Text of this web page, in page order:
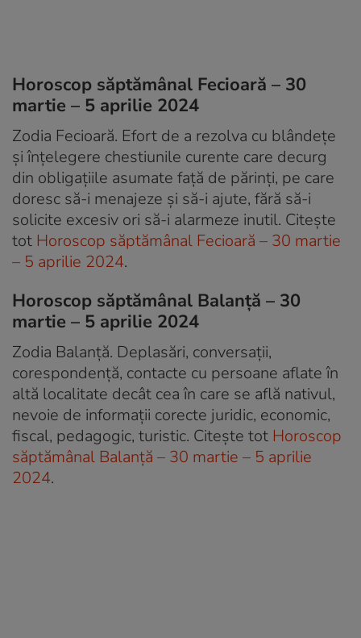
Horoscop săptămânal Fecioară – 30
martie – 5 aprilie 2024
Zodia Fecioară. Efort de a rezolva cu blândețe
și înțelegere chestiunile curente care decurg
din obligațiile asumate față de părinți, pe care
doresc să-i menajeze și să-i ajute, fără să-i
solicite excesiv ori să-i alarmeze inutil. Citește
tot Horoscop săptămânal Fecioară – 30 martie
– 5 aprilie 2024.
Horoscop săptămânal Balanță – 30
martie – 5 aprilie 2024
Zodia Balanță. Deplasări, conversații,
corespondență, contacte cu persoane aflate în
altă localitate decât cea în care se află nativul,
nevoie de informații corecte juridic, economic,
fiscal, pedagogic, turistic. Citește tot Horoscop
săptămânal Balanță – 30 martie – 5 aprilie
2024.